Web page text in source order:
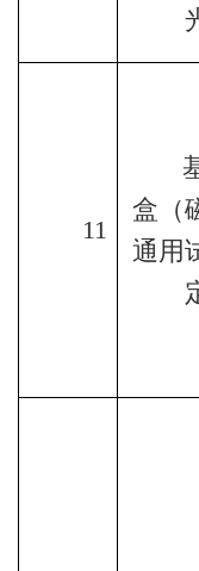
11
盒（
通用